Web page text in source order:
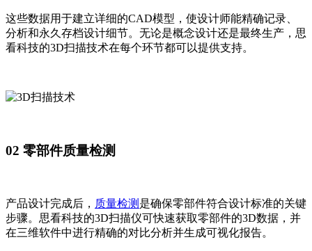
这些数据用于建立详细的CAD模型，使设计师能精确记录、
分析和永久存档设计细节。无论是概念设计还是最终生产，思
看科技的3D扫描技术在每个环节都可以提供支持。
02 零部件质量检测
产品设计完成后， 质量检测 是确保零部件符合设计标准的关键
步骤。思看科技的3D扫描仪可快速获取零部件的3D数据，并
在三维软件中进行精确的对比分析并生成可视化报告。